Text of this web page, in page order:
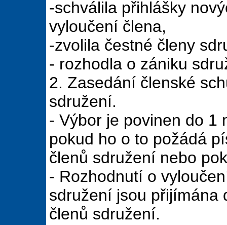
-schválila přihlášky
vyloučení člena,
-zvolila čestné členy
- rozhodla o zániku
2. Zasedání členské
sdružení.
- Výbor je povinen do 1
pokud ho o to požádá
členů sdružení nebo
- Rozhodnutí o
sdružení jsou přijímána
členů sdružení.